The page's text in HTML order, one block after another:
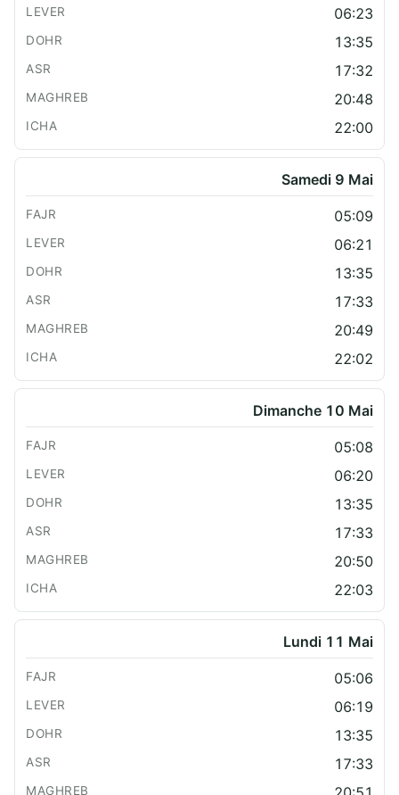
06:23
13:35
17:32
20:48
22:00
Samedi 9 Mai
05:09
06:21
13:35
17:33
20:49
22:02
Dimanche 10 Mai
05:08
06:20
13:35
17:33
20:50
22:03
Lundi 11 Mai
05:06
06:19
13:35
17:33